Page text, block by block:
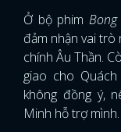
Ở bộ phim
đảm nhận vai trò
chính Âu Thần.
giao cho
không đồng ý,
Minh hỗ trợ mình.